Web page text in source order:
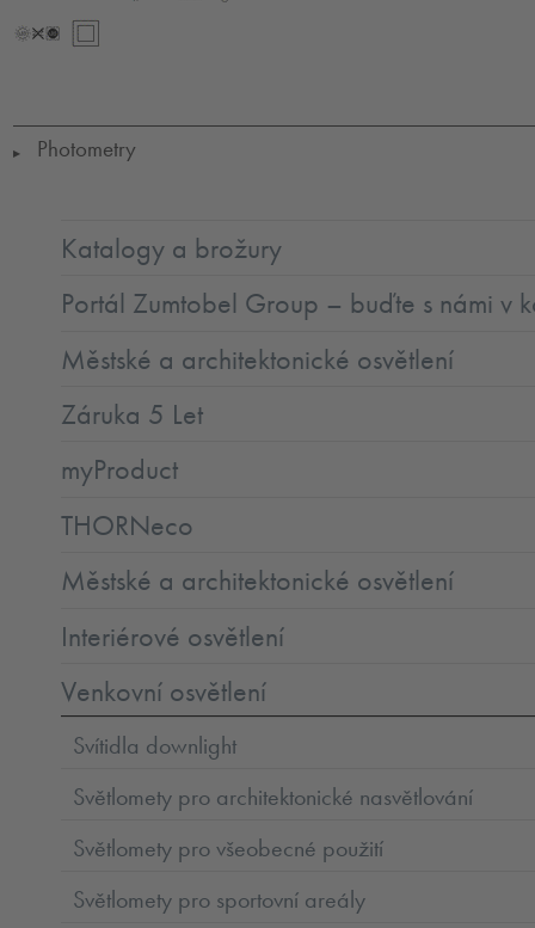
▶ Photometry
Katalogy a brožury
Portál Zumtobel Group – buďte s námi v
Městské a architektonické osvětlení
Záruka 5 Let
myProduct
THORNeco
Městské a architektonické osvětlení
Interiérové osvětlení
Venkovní osvětlení
Svítidla downlight
Světlomety pro architektonické nasvětlování
Světlomety pro všeobecné použití
Světlomety pro sportovní areály